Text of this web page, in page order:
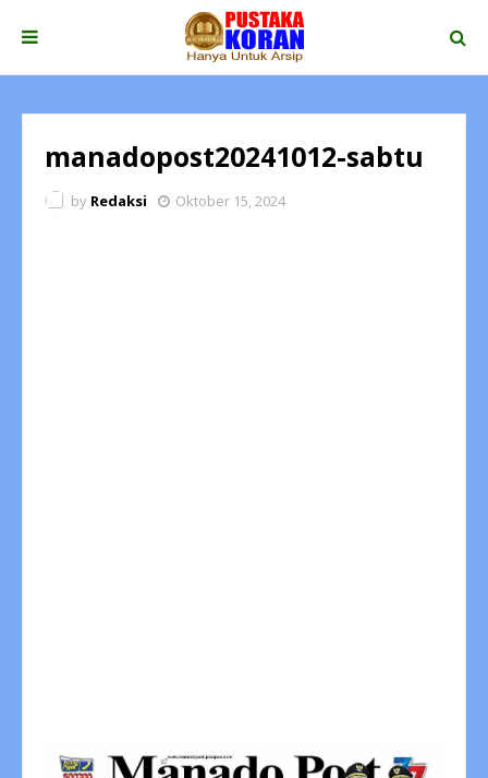
manadopost20241012-sabtu
by Redaksi Oktober 15, 2024